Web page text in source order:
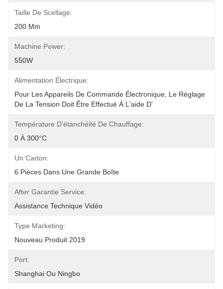
Taille De Scellage:
200 Mm
Machine Power:
550W
Alimentation Électrique:
Pour Les Appareils De Commande Électronique, Le Réglage
De La Tension Doit Être Effectué À L'aide D'
Température D'étanchéité De Chauffage:
0 À 300°C
Un Carton:
6 Pièces Dans Une Grande Boîte
After Garantie Service:
Assistance Technique Vidéo
Type Marketing:
Nouveau Produit 2019
Port:
Shanghai Ou Ningbo